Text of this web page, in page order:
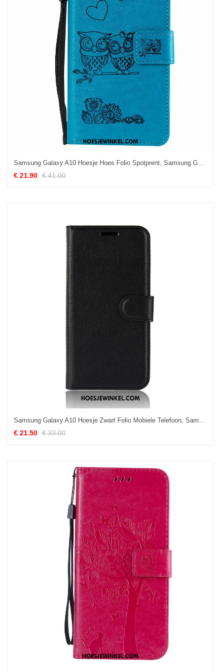
Samsung Galaxy A10 Hoesje Hoes Folio Spotprent, Samsung Galaxy A10 Hoesje Mobiele Telefoon Leren Etui
€ 21.90 € 41.00
Samsung Galaxy A10 Hoesje Zwart Folio Mobiele Telefoon, Samsung Galaxy A10 Hoesje Hoes Bescherming
€ 21.50 € 33.00